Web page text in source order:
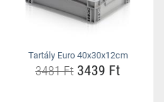
Tartály Euro 40x30x12cm
3481 Ft 3439 Ft